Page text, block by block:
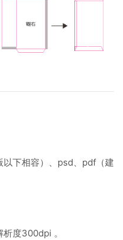
下相容）、psd、pdf（建
度300dpi 。